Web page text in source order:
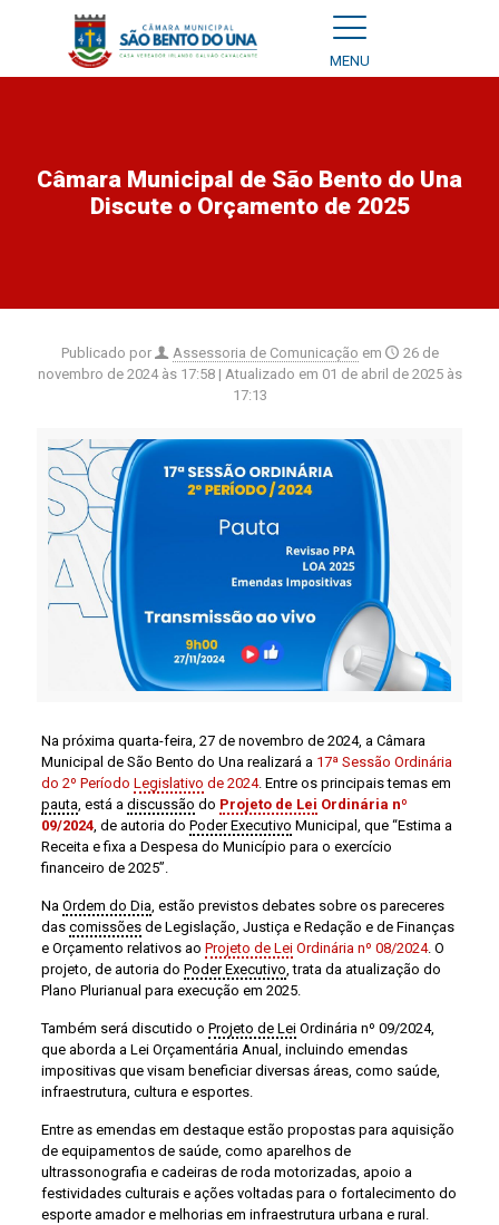
MENU
Câmara Municipal de São Bento do Una
Discute o Orçamento de 2025
Publicado por Assessoria de Comunicação em
26 de
novembro de 2024 às 17:58 | Atualizado em 01 de abril de 2025 às
17:13
Na próxima quarta-feira, 27 de novembro de 2024, a Câmara
Municipal de São Bento do Una realizará a 17ª Sessão Ordinária
do 2º Período Legislativo de 2024. Entre os principais temas em
pauta, está a discussão do Projeto de Lei Ordinária nº
09/2024, de autoria do Poder Executivo Municipal, que “Estima a
Receita e fixa a Despesa do Município para o exercício
financeiro de 2025”.
Na Ordem do Dia, estão previstos debates sobre os pareceres
das comissõesde Legislação, Justiça e Redação e de Finanças
e Orçamento relativos ao Projeto de LeiOrdinária nº 08/2024. O
projeto, de autoria do Poder Executivo, trata da atualização do
Plano Plurianual para execução em 2025.
Também será discutido o Projeto de LeiOrdinária nº 09/2024,
que aborda a Lei Orçamentária Anual, incluindo emendas
impositivas que visam beneficiar diversas áreas, como saúde,
infraestrutura, cultura e esportes.
Entre as emendas em destaque estão propostas para aquisição
de equipamentos de saúde, como aparelhos de
ultrassonografia e cadeiras de roda motorizadas, apoio a
festividades culturais e ações voltadas para o fortalecimento do
esporte amador e melhorias em infraestrutura urbana e rural.